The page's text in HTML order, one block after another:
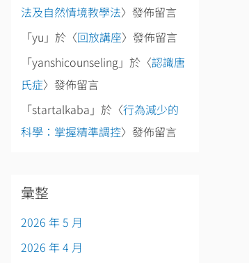
法及自然情境教學法〉發佈留言
「yu 」於〈回放講座〉發佈留言
「yanshicounseling」於〈認識唐
氏症〉發佈留言
「startalkaba 」於〈行為減少的
科學：掌握精準調控〉發佈留言
彙整
2026 年 5 月
2026 年 4 月